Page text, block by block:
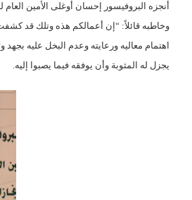
أنجزه البروفيسور إحسان أوغلى الأمين
وخاطبه قائلاً: “إن أعمالكم هذه وتلك قد
اهتمام معاليه ورعايته وعدم البخل عليه
يجزل له المثوبة وأن يوفقه فيما يصبوا إليه.